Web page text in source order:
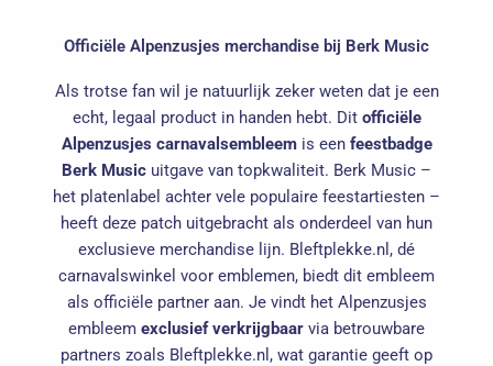
Officiële Alpenzusjes merchandise bij Berk Music
Als trotse fan wil je natuurlijk zeker weten dat je een
echt, legaal product in handen hebt. Dit officiële
Alpenzusjes carnavalsembleemis een feestbadge
Berk Music uitgave van topkwaliteit. Berk Music –
het platenlabel achter vele populaire feestartiesten –
heeft deze patch uitgebracht als onderdeel van hun
exclusieve merchandise lijn. Bleftplekke.nl, dé
carnavalswinkel voor emblemen, biedt dit embleem
als officiële partner aan. Je vindt het Alpenzusjes
embleem exclusief verkrijgbaar via betrouwbare
partners zoals Bleftplekke.nl, wat garantie geeft op